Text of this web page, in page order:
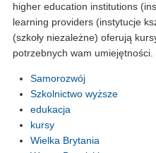
higher education institutions
learning providers (instytucje
(szkoły niezależne) oferują
potrzebnych wam umiejętności.
Samorozwój
Szkolnictwo wyższe
edukacja
kursy
Wielka Brytania